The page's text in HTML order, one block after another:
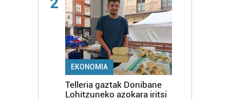
EKONOMIA
Telleria gaztak Donibane
Lohitzuneko azokara iritsi